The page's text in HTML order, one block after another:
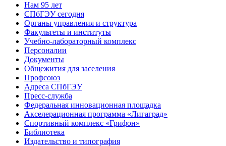
Нам 95 лет
СПбГЭУ сегодня
Органы управления и структура
Факультеты и институты
Учебно-лабораторный комплекс
Персоналии
Документы
Общежития для заселения
Профсоюз
Адреса СПбГЭУ
Пресс-служба
Федеральная инновационная площадка
Акселерационная программа «Лигаград»­­
Спортивный комплекс «Грифон»
Библиотека
Издательство и типография